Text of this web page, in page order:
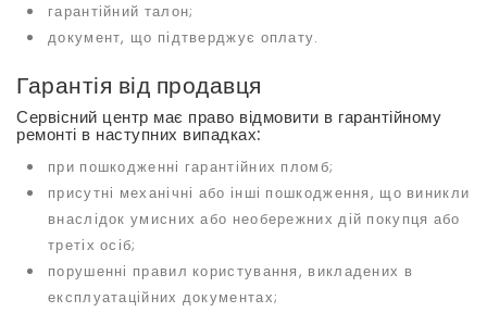
гарантійний талон;
документ, що підтверджує оплату.
Гарантія від продавця
Сервісний центр має право відмовити в гарантійному
ремонті в наступних випадках:
при пошкодженні гарантійних пломб;
присутні механічні або інші пошкодження, що виникли
внаслідок умисних або необережних дій покупця або
третіх осіб;
порушенні правил користування, викладених в
експлуатаційних документах;